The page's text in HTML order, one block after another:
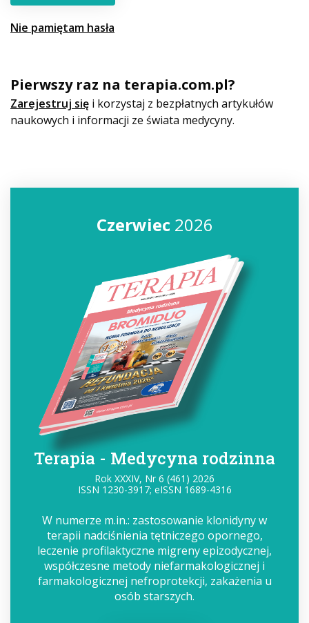
Nie pamiętam hasła
Pierwszy raz na terapia.com.pl?
Zarejestruj się i korzystaj z bezpłatnych artykułów
naukowych i informacji ze świata medycyny.
Czerwiec2026
Terapia - Medycyna rodzinna
Rok XXXIV, Nr 6 (461) 2026
ISSN 1230-3917; eISSN 1689-4316
W numerze m.in.: zastosowanie klonidyny w
terapii nadciśnienia tętniczego opornego,
leczenie profilaktyczne migreny epizodycznej,
współczesne metody niefarmakologicznej i
farmakologicznej nefroprotekcji, zakażenia u
osób starszych.